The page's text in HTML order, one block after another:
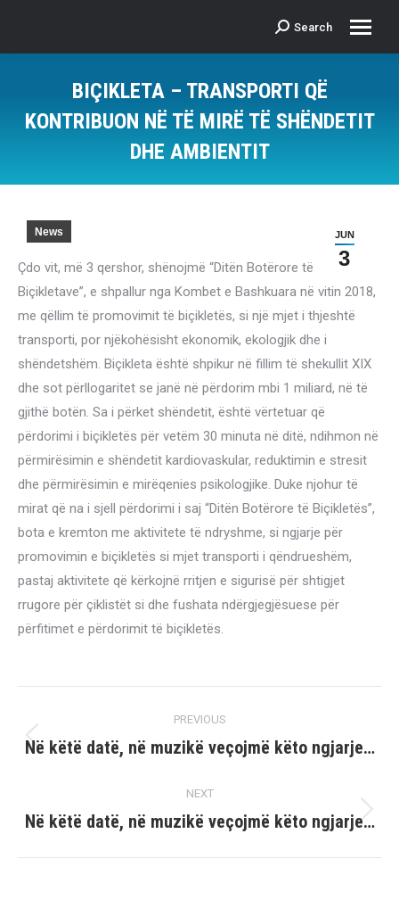
Search:
Search
BIÇIKLETA – TRANSPORTI QË
KONTRIBUON NË TË MIRË TË SHËNDETIT
DHE AMBIENTIT
JUN
3
News
Çdo vit, më 3 qershor, shënojmë “Ditën Botërore të
Biçikletave”, e shpallur nga Kombet e Bashkuara në vitin 2018,
me qëllim të promovimit të biçikletës, si një mjet i thjeshtë
transporti, por njëkohësisht ekonomik, ekologjik dhe i
shëndetshëm. Biçikleta është shpikur në fillim të shekullit XIX
dhe sot përllogaritet se janë në përdorim mbi 1 miliard, në të
gjithë botën. Sa i përket shëndetit, është vërtetuar që
përdorimi i biçikletës për vetëm 30 minuta në ditë, ndihmon në
përmirësimin e shëndetit kardiovaskular, reduktimin e stresit
dhe përmirësimin e mirëqenies psikologjike. Duke njohur të
mirat që na i sjell përdorimi i saj “Ditën Botërore të Biçikletës”,
bota e kremton me aktivitete të ndryshme, si ngjarje për
promovimin e biçikletës si mjet transporti i qëndrueshëm,
pastaj aktivitete që kërkojnë rritjen e sigurisë për shtigjet
rrugore për çiklistët si dhe fushata ndërgjegjësuese për
përfitimet e përdorimit të biçikletës.
navigation
PREVIOUS
Previous
Në këtë datë, në muzikë veçojmë këto ngjarje…
NEXT
Next
Në këtë datë, në muzikë veçojmë këto ngjarje…